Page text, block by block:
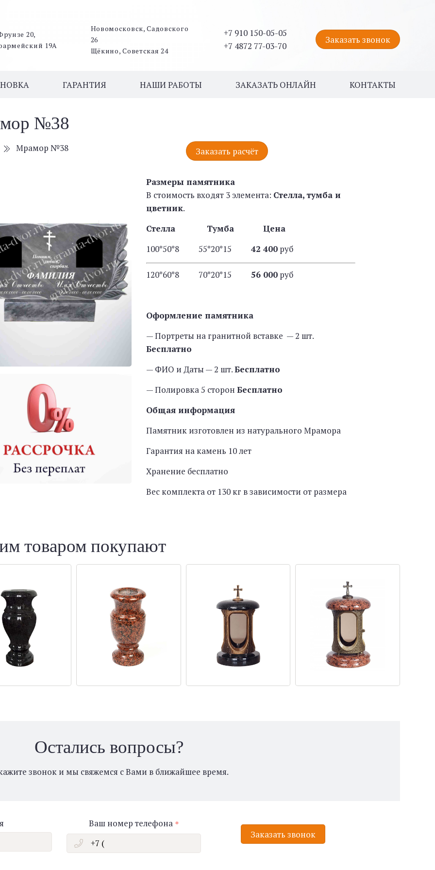
20,
19А
Новомосковск, Садовского
26
Щёкино, Советская 24
+7 910 150-05-05
+7 4872 77-03-70
Заказать звонок
ГАРАНТИЯ НАШИ РАБОТЫ ЗАКАЗАТЬ ОНЛАЙН КОНТАКТЫ
№38
Мрамор №38 Заказать расчёт
Размеры памятника
В стоимость входят 3 элемента: Стелла, тумба и
цветник.
Стелла Тумба Цена
100*50*8 55*20*15 42 400руб
120*60*8 70*20*15 56 000руб
Оформление памятника
— Портреты на гранитной вставке — 2 шт.
Бесплатно
— ФИО и Даты — 2 шт.Бесплатно
— Полировка 5 сторон Бесплатно
Общая информация
Памятник изготовлен из натурального Мрамора
Гарантия на камень 10 лет
Хранение бесплатно
Вес комплекта от 130 кг в зависимости от размера
товаром покупают
Остались вопросы?
звонок и мы свяжемся с Вами в ближайшее время.
Ваш номер телефона
Заказать звонок